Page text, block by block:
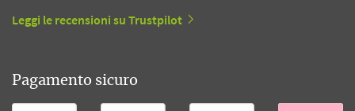
Leggi le recensioni su Trustpilot
Pagamento sicuro